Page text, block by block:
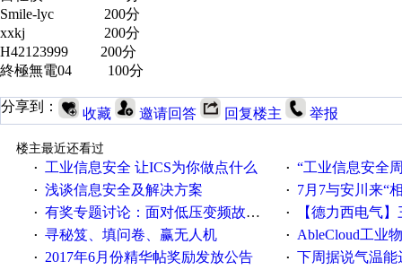
Smile-lyc 200分
xxkj 200分
H42123999 200分
終極無電04 100分
分享到： 收藏 邀请回答 回复楼主 举报
楼主最近还看过
·
工业信息安全 让ICS为你做点什么 · “工业信息安全周之我见”
· 浅谈信息安全及解决方案 · 7月7与安川来“
· 有奖专题讨论：面对低压变频故障，老手是这样解决的！ · 【德力西电气】三
· 寻秘笈、填问卷、赢无人机 · AbleCloud工业物联
· 2017年6月份精华帖奖励发放公告 · 下周据说气温能